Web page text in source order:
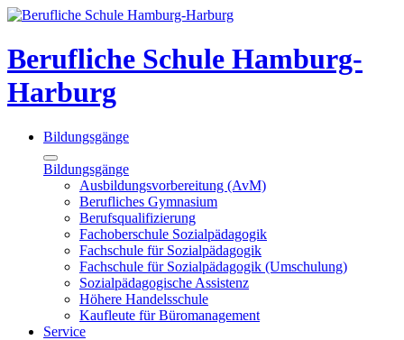
Berufliche Schule Hamburg-
Harburg
Bildungsgänge
Bildungsgänge
Ausbildungsvorbereitung (AvM)
Berufliches Gymnasium
Berufsqualifizierung
Fachoberschule Sozialpädagogik
Fachschule für Sozialpädagogik
Fachschule für Sozialpädagogik (Umschulung)
Sozialpädagogische Assistenz
Höhere Handelsschule
Kaufleute für Büromanagement
Service